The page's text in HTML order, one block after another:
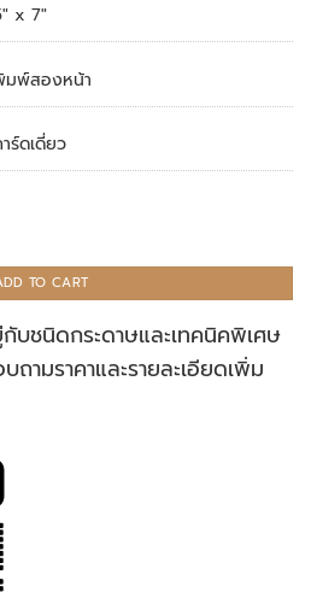
x 7"
พ์สองหน้า
ร์ดเดี่ยว
TO CART
บชนิดกระดาษและเทคนิคพิเศษ
ามราคาและรายละเอียดเพิ่ม